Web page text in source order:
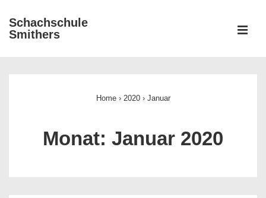
Zum
Inhalt
Schachschule
Smithers
Home › 2020 › Januar
Monat: Januar 2020